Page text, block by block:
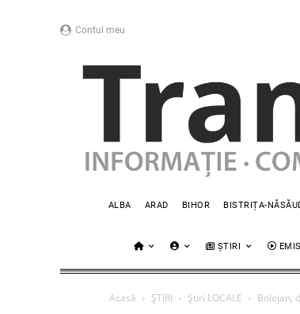
Contul meu
ALBA ARAD BIHOR BISTRIȚA-
ȘTIRI
Acasă ȘTIRI Știri LOCALE Bolojan,